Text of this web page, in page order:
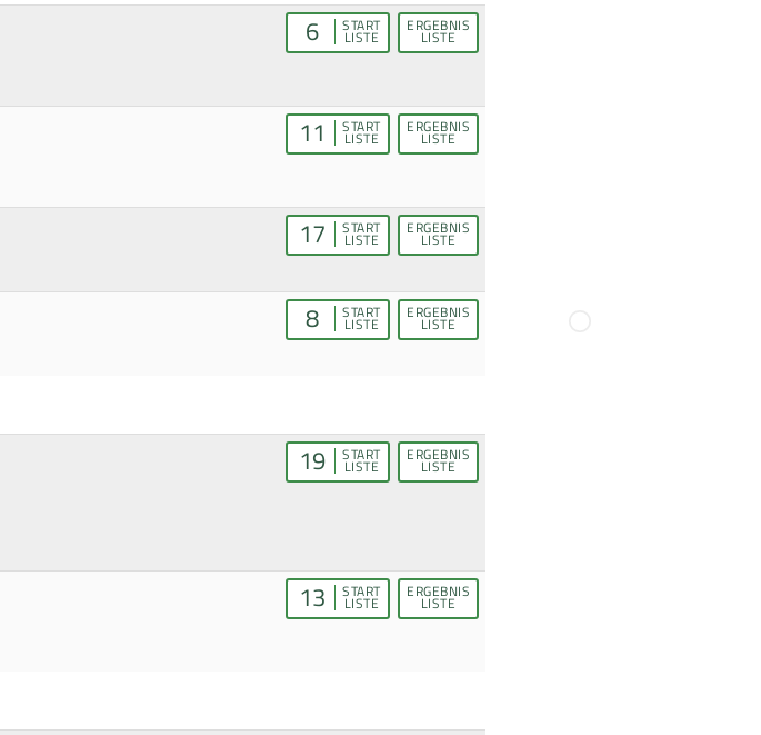
6 START
LISTE
ERGEBNIS
LISTE
11 START
LISTE
ERGEBNIS
LISTE
17 START
LISTE
ERGEBNIS
LISTE
8 START
LISTE
ERGEBNIS
LISTE
19 START
LISTE
ERGEBNIS
LISTE
13 START
LISTE
ERGEBNIS
LISTE